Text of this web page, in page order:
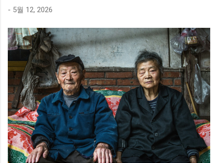
(매년 갱신 가능) 수행 기관 시·군·구 위탁기관 (전담 사회복지사
이상이면서 아래 소득 기준 중 하나를 충족해야 합니다. 소득 기
준 (3가지 중 하나) 국민기초생활수급자 차상위계층 기초연금
수급자 소득 기준을 충족하더라도 아래 요보호 상황에 해당해
야 합니다. 독거·조손·고령 부부 가구 어르신 신체 기능 저하로
일상생활 지원이 필요한 어르신 인지 저하·우울감 등 정신적 어
려움이 있는 어르신 고독사·자살 위험이 높은 어르신 기초연금
을 받고 계신다면 대부분 소득 기준을 충족합니다. 기초연금 수
급 여부가 확인되지 않으신 분은 → 기초연금 수급자격·신청방
법 가이드 를 먼저 확인해보세요. 받을 수 없는 경우 — 중복 불
가 서비스 다음 서비스를 이미 이용 중이라면 노인맞춤돌봄서
비스는 신청할 수 없습니다. 이미 이용 중인 서비스 이유 노인장
기요양보험 수급자 장기요양 급여로 돌봄 제공 중 가사·간병 방
- 5월 12, 2026